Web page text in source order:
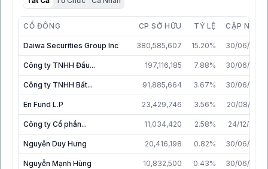
CỔ ĐÔNG CP SỞ HỮU TỶ LỆ CẬP NHẬT
Daiwa Securities Group Inc 380,585,607 15.20% 30/06/2026
Công ty TNHH Đầu... 197,116,185 7.88% 30/06/2026
Công ty TNHH Bất... 91,885,664 3.67% 30/06/2026
En Fund L.P 23,429,746 3.56% 20/08/2021
Công ty Cổ phần... 11,034,420 2.58% 24/12/2014
Nguyễn Duy Hưng 20,416,198 0.82% 30/06/2026
Nguyễn Mạnh Hùng 10,832,500 0.43% 30/06/2026